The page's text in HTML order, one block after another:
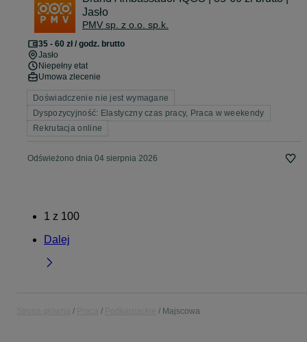
Jasło
PMV sp. z o.o. sp.k.
35 - 60 zł / godz. brutto
Jasło
Niepełny etat
Umowa zlecenie
Doświadczenie nie jest wymagane
Dyspozycyjność: Elastyczny czas pracy, Praca w weekendy
Rekrutacja online
Odświeżono dnia 04 sierpnia 2026
1 z 100
Dalej
Majscowa